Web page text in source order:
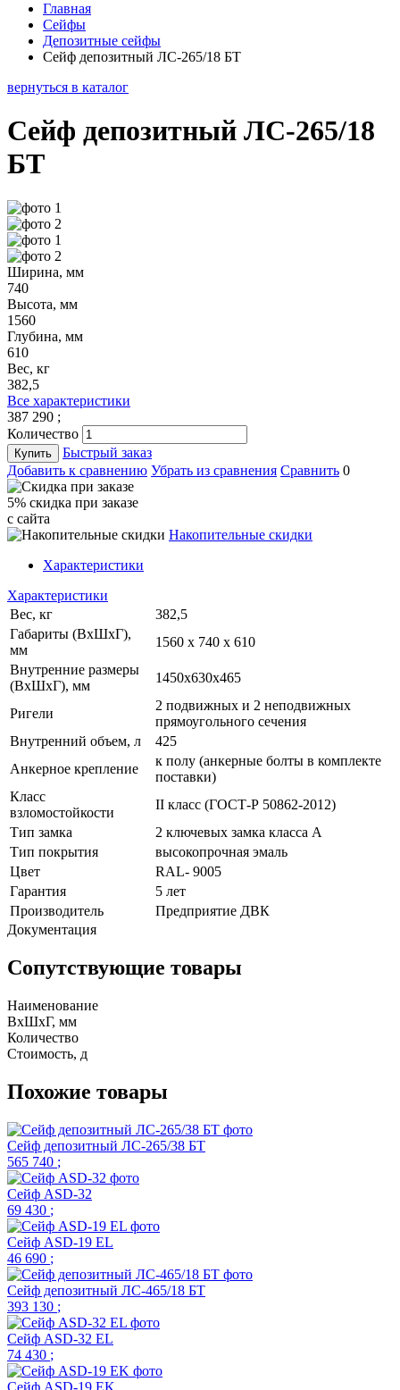
Главная
Сейфы
Депозитные сейфы
Сейф депозитный ЛС-265/18 БТ
вернуться в каталог
Сейф депозитный ЛС-265/18
БТ
Ширина, мм
740
Высота, мм
1560
Глубина, мм
610
Вес, кг
382,5
Все характеристики
387 290 ;
Количество
Купить
Быстрый заказ
Добавить к сравнению Убрать из сравнения Сравнить 0
5% cкидка при заказе
с сайта
Накопительные скидки
Характеристики
Характеристики
Вес, кг
382,5
Габариты (ВхШхГ),
мм
1560 x 740 x 610
Внутренние размеры
(ВхШхГ), мм
1450х630х465
Ригели
2 подвижных и 2 неподвижных
прямоугольного сечения
Внутренний объем, л
425
Анкерное крепление
к полу (анкерные болты в комплекте
поставки)
Класс
взломостойкости
II класс (ГОСТ-Р 50862-2012)
Тип замка
2 ключевых замка класса А
Тип покрытия
высокопрочная эмаль
Цвет
RAL- 9005
Гарантия
5 лет
Производитель
Предприятие ДВК
Документация
Сопутствующие товары
Наименование
ВхШхГ, мм
Количество
Стоимость, д
Похожие товары
Сейф депозитный ЛС-265/38 БТ
565 740 ;
Сейф ASD-32
69 430 ;
Сейф ASD-19 EL
46 690 ;
Сейф депозитный ЛС-465/18 БТ
393 130 ;
Сейф ASD-32 EL
74 430 ;
Сейф ASD-19 EK